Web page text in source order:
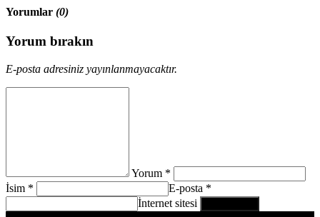
Yorumlar (0)
Yorum bırakın
E-posta adresiniz yayınlanmayacaktır.
Yorum *
İsim *
E-posta *
İnternet sitesi